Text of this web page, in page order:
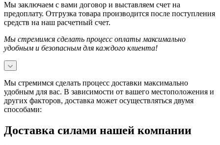
Мы заключаем с вами договор и выставляем счет на
предоплату. Отгрузка товара производится после поступления
средств на наш расчетный счет.
Мы стремимся сделать процесс оплаты максимально
удобным и безопасным для каждого клиента!
Мы стремимся сделать процесс доставки максимально
удобным для вас. В зависимости от вашего местоположения и
других факторов, доставка может осуществляться двумя
способами:
Доставка силами нашей компании